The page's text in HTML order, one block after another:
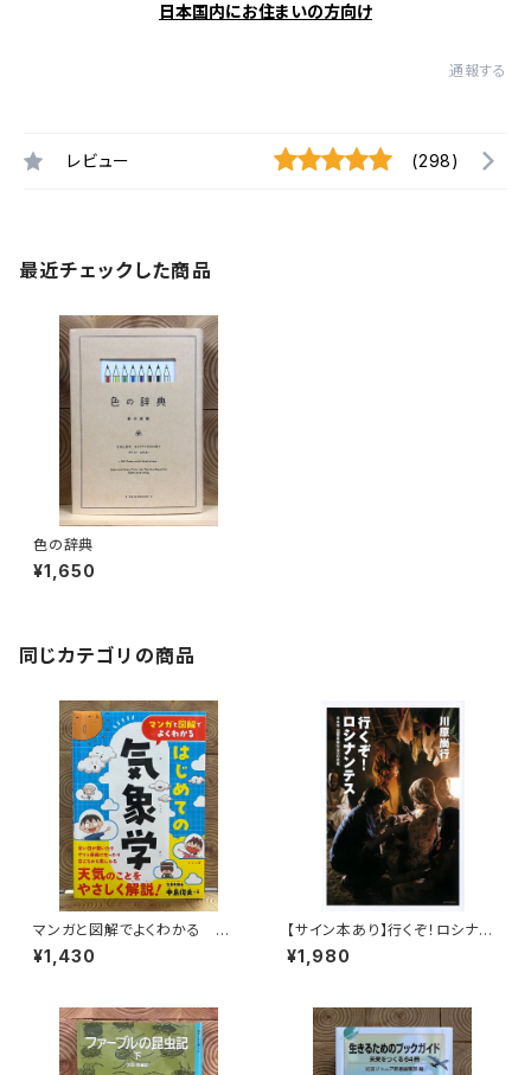
日本国内にお住まいの方向け
通報する
レビュー (298)
最近チェックした商品
色の辞典
¥1,650
同じカテゴリの商品
マンガと図解でよくわかる はじ
めての気象学
¥1,430
【サイン本あり】行くぞ！ロシナン
テス 日本発国際医療NGOの
挑戦
¥1,980